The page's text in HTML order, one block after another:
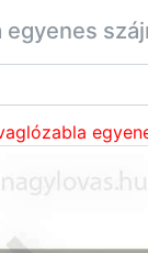
egyenes